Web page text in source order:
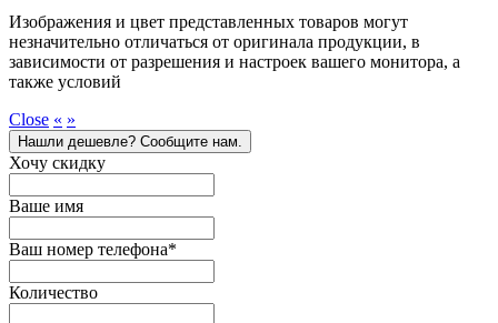
Изображения и цвет представленных товаров могут
незначительно отличаться от оригинала продукции, в
зависимости от разрешения и настроек вашего монитора, а
также условий
Close « »
Нашли дешевле? Сообщите нам.
Хочу скидку
Ваше имя
Ваш номер телефона*
Количество